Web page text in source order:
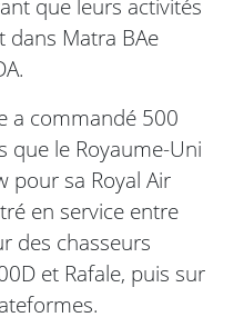
que leurs activités
dans Matra BAe
a commandé 500
que le Royaume-Uni
pour sa Royal Air
en service entre
des chasseurs
et Rafale, puis sur